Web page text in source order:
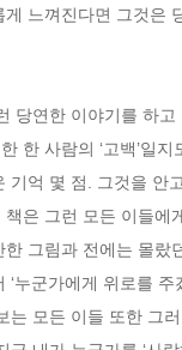
느껴진다면 그것은
당연한 이야기를 하
한 사람의 ‘고백’일
기억 몇 점. 그것을
책은 그런 모든 이들
그림과 전에는 몰
누군가에게 위로를
는 모든 이들 또한 그